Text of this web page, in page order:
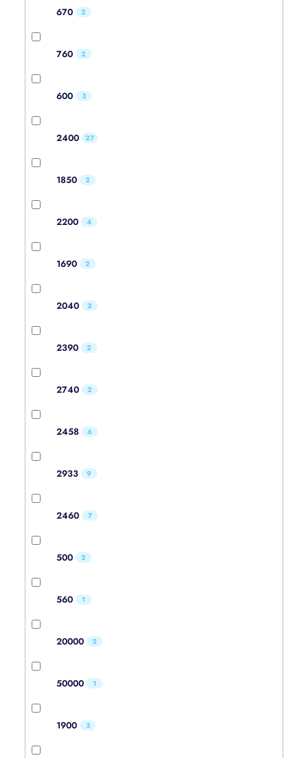
670 2
760 2
600 3
2400 27
1850 2
2200 4
1690 2
2040 2
2390 2
2740 2
2458 6
2933 9
2460 7
500 2
560 1
20000 2
50000 1
1900 3